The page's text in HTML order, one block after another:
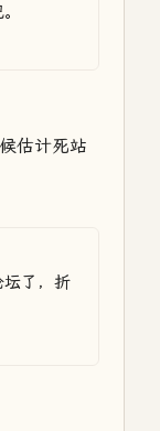
估计死站
坛了，折